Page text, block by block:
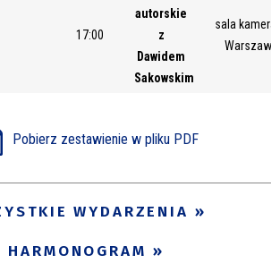
17:00
autorskie
z
Dawidem
Sakowskim
sala
Pobierz zestawienie w pliku PDF
WYDARZENIA
HARMONOGRAM